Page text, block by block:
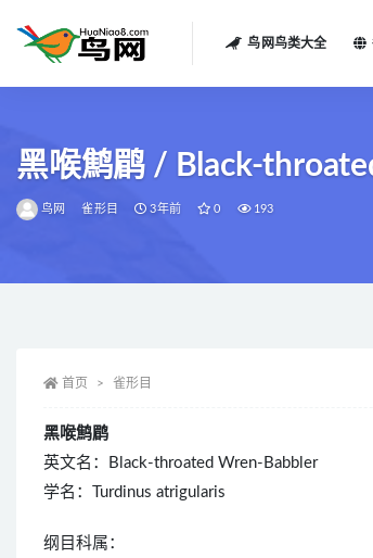
鸟网鸟类大全
黑喉鹪鹛 / Black-
鸟网 雀形目 3年前 0 193
首页 雀形目
黑喉鹪鹛
英文名：Black-throated Wren-Babbler
学名：Turdinus atrigularis
纲目科属：